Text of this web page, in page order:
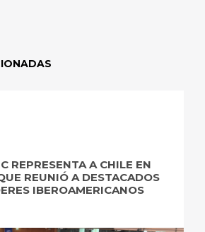
REPRESENTA A CHILE EN
REUNIÓ A DESTACADOS
IBEROAMERICANOS